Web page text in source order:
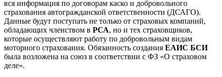
вся информация по договорам каско и добровольного
страхования автогражданской ответственности (ДСАГО).
Данные будут поступать не только от страховых компаний,
обладающих членством в РСА, но и тех страховщиков,
которые осуществляют работу по добровольным видам
моторного страхования. Обязанность создания ЕАИС БСИ
была возложена на союз в соответствии с ФЗ «О страховом
деле».